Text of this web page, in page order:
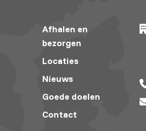
Afhalen en
bezorgen
Locaties
Nieuws
Goede doelen
Contact